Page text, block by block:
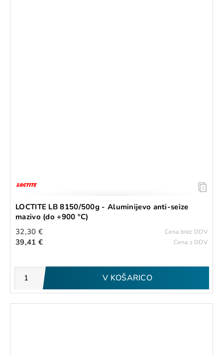
LOCTITE LB 8150/500g - Aluminijevo anti-seize
mazivo (do +900 °C)
Cena brez DDV
32,30 €
Cena z DDV
39,41 €
V KOŠARICO